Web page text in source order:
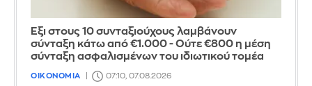
Έξι στους 10 συνταξιούχους λαμβάνουν
σύνταξη κάτω από €1.000 - Ούτε €800 η μέση
σύνταξη ασφαλισμένων του ιδιωτικού τομέα
ΟΙΚΟΝΟΜΙΑ 07:10, 07.08.2026